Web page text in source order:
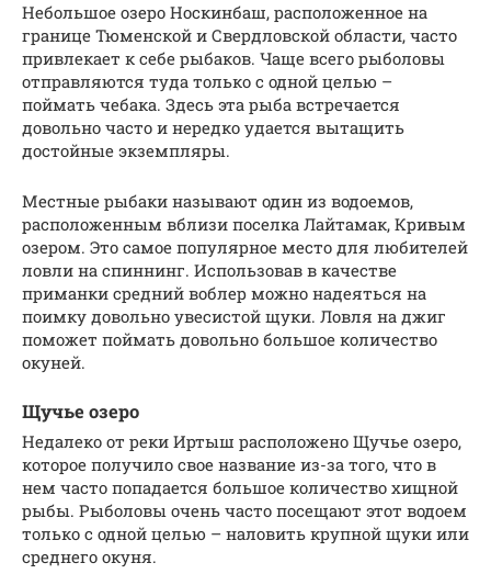
Небольшое озеро Носкинбаш, расположенное на
границе Тюменской и Свердловской области, часто
привлекает к себе рыбаков. Чаще всего рыболовы
отправляются туда только с одной целью –
поймать чебака. Здесь эта рыба встречается
довольно часто и нередко удается вытащить
достойные экземпляры.
Местные рыбаки называют один из водоемов,
расположенным вблизи поселка Лайтамак, Кривым
озером. Это самое популярное место для любителей
ловли на спиннинг. Использовав в качестве
приманки средний воблер можно надеяться на
поимку довольно увесистой щуки. Ловля на джиг
поможет поймать довольно большое количество
окуней.
Щучье озеро
Недалеко от реки Иртыш расположено Щучье озеро,
которое получило свое название из-за того, что в
нем часто попадается большое количество хищной
рыбы. Рыболовы очень часто посещают этот водоем
только с одной целью – наловить крупной щуки или
среднего окуня.